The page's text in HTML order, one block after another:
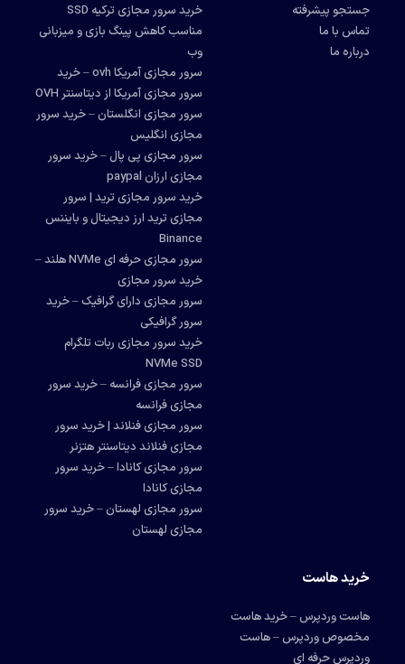
جستجو پیشرفته
تماس با ما
درباره ما
خرید سرور مجازی ترکیه SSD
مناسب کاهش پینگ بازی و میزبانی
وب
سرور مجازی آمریکا ovh – خرید
سرور مجازی آمریکا از دیتاسنتر OVH
سرور مجازی انگلستان – خرید سرور
مجازی انگلیس
سرور مجازی پی پال – خرید سرور
مجازی ارزان paypal
خرید سرور مجازی ترید | سرور
مجازی ترید ارز دیجیتال و بایننس
Binance
سرور مجازی حرفه ای NVMe هلند –
خرید سرور مجازی
سرور مجازی دارای گرافیک – خرید
سرور گرافیکی
خرید سرور مجازی ربات تلگرام
NVMe SSD
سرور مجازی فرانسه – خرید سرور
مجازی فرانسه
سرور مجازی فنلاند | خرید سرور
مجازی فنلاند دیتاسنتر هتزنر
سرور مجازی کانادا – خرید سرور
مجازی کانادا
سرور مجازی لهستان – خرید سرور
مجازی لهستان
خرید هاست
هاست وردپرس – خرید هاست
مخصوص وردپرس – هاست
وردپرس حرفه ای